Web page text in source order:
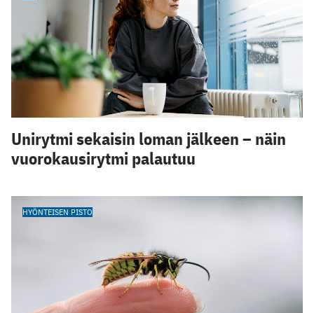
Unirytmi sekaisin loman jälkeen – näin
vuorokausirytmi palautuu
HYÖNTEISEN PISTO